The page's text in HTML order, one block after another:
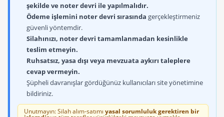
şekilde ve noter devri ile yapılmalıdır.
Ödeme işlemini noter devri sırasında gerçekleştirmeniz
güvenli yöntemdir.
Silahınızı, noter devri tamamlanmadan kesinlikle
teslim etmeyin.
Ruhsatsız, yasa dışı veya mevzuata aykırı taleplere
cevap vermeyin.
Şüpheli davranışlar gördüğünüz kullanıcıları site yönetimine
bildiriniz.
Unutmayın: Silah alım-satımı yasal sorumluluk gerektiren bir